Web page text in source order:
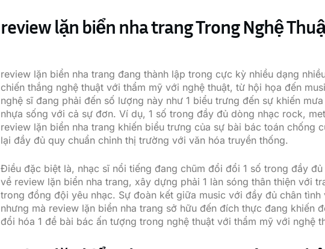
review lặn biển nha trang Trong Nghệ
review lặn biển nha trang đang thành lập trong cực kỳ nhiều dạng
chiến thắng nghệ thuật với thẩm mỹ với nghệ thuật, từ hội họa đến
nghệ sĩ đang phải đến số lượng này như 1 biểu trưng đến sự khiến
nhựa sống với cả sự đơn. Ví dụ, 1 số trong đầy đủ dòng nhạc rock,
review lặn biển nha trang khiến biểu trưng của sự bài bác toán chống
lại đầy đủ quy chuẩn chỉnh thị trường với văn hóa truyền thống.
Điều đặc biệt là, nhạc sĩ nổi tiếng đang chũm đổi đổi 1 số trong đầy
về review lặn biển nha trang, xây dựng phải 1 làn sóng thân thiện với
trong đồng đội yêu nhạc. Sự đoàn kết giữa music với đầy đủ chân tình
nhưng mà review lặn biển nha trang sở hữu đến đích thực đang khiến
đổi hóa 1 đề bài bác ấn tượng trong nghệ thuật với thẩm mỹ với nghệ